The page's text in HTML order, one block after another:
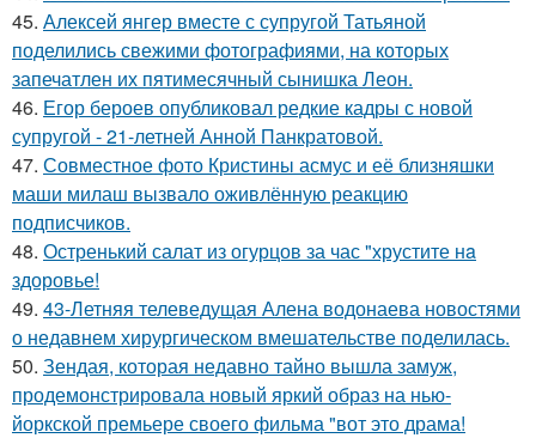
45. Алексей янгер вместе с супругой Татьяной
поделились свежими фотографиями, на которых
запечатлен их пятимесячный сынишка Леон.
46. Егор бероев опубликовал редкие кадры с новой
супругой - 21-летней Анной Панкратовой.
47. Совместное фото Кристины асмус и её близняшки
маши милаш вызвало оживлённую реакцию
подписчиков.
48. Остренький салат из огурцов за час "хрустите нa
здоровье!
49. 43-Летняя телеведущая Алена водонаева новостями
о недавнем хирургическом вмешательстве поделилась.
50. Зендая, которая недавно тайно вышла замуж,
продемонстрировала новый яркий образ на нью-
йоркской премьере своего фильма "вот это драма!